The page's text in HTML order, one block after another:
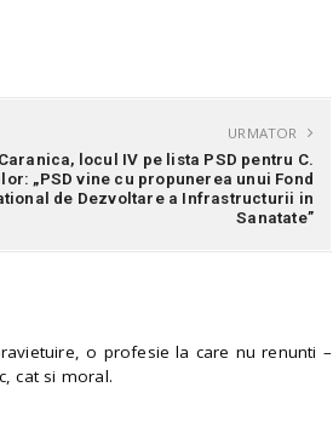
URMATOR
Caranica, locul IV pe lista PSD pentru C.
„PSD vine cu propunerea unui Fond
de Dezvoltare a Infrastructurii in
Sanatate”
o profesie la care nu renunti –
cat si moral.